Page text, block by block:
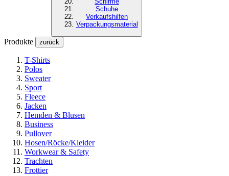
Schuhe
Verkaufshilfen
Verpackungsmaterial
Produkte zurück
T-Shirts
Polos
Sweater
Sport
Fleece
Jacken
Hemden & Blusen
Business
Pullover
Hosen/Röcke/Kleider
Workwear & Safety
Trachten
Frottier